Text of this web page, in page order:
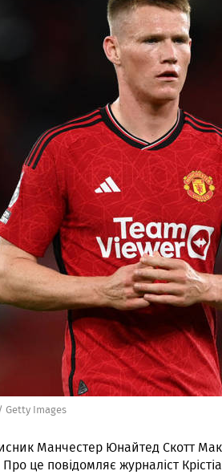
Images
Манчестер Юнайтед Скотт
Про це повідомляє журналіст